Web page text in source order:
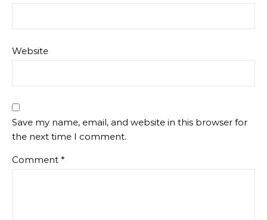
Website
Save my name, email, and website in this browser for
the next time I comment.
Comment *